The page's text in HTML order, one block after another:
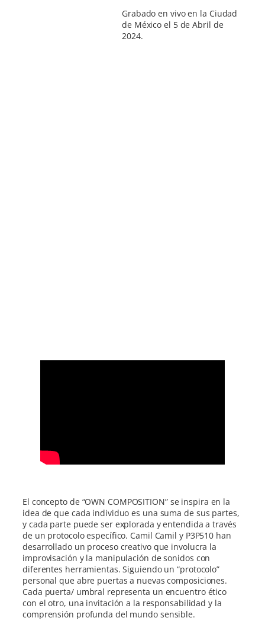
Grabado en vivo en la Ciudad
de México el 5 de Abril de
2024.
El concepto de “OWN COMPOSITION” se inspira en la
idea de que cada individuo es una suma de sus partes,
y cada parte puede ser explorada y entendida a través
de un protocolo específico. Camil Camil y P3P510 han
desarrollado un proceso creativo que involucra la
improvisación y la manipulación de sonidos con
diferentes herramientas. Siguiendo un “protocolo”
personal que abre puertas a nuevas composiciones.
Cada puerta/ umbral representa un encuentro ético
con el otro, una invitación a la responsabilidad y la
comprensión profunda del mundo sensible.